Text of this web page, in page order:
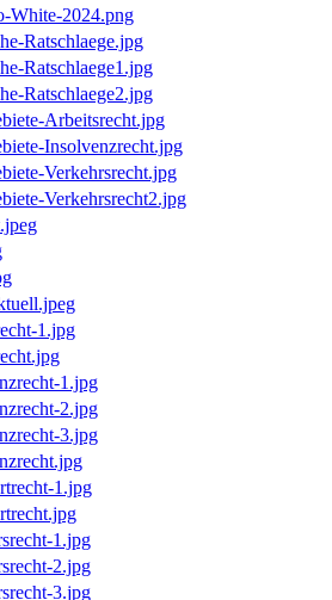
White-2024.png
Ratschlaege.jpg
Ratschlaege1.jpg
Ratschlaege2.jpg
Arbeitsrecht.jpg
Insolvenzrecht.jpg
Verkehrsrecht.jpg
Verkehrsrecht2.jpg
1.jpg
1.jpg
2.jpg
3.jpg
1.jpg
1.jpg
2.jpg
3.jpg